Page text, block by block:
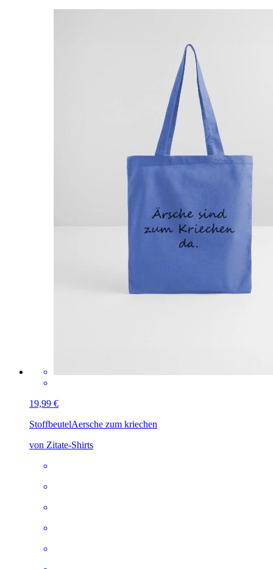
19,99 €
StoffbeutelAersche zum kriechen
von Zitate-Shirts